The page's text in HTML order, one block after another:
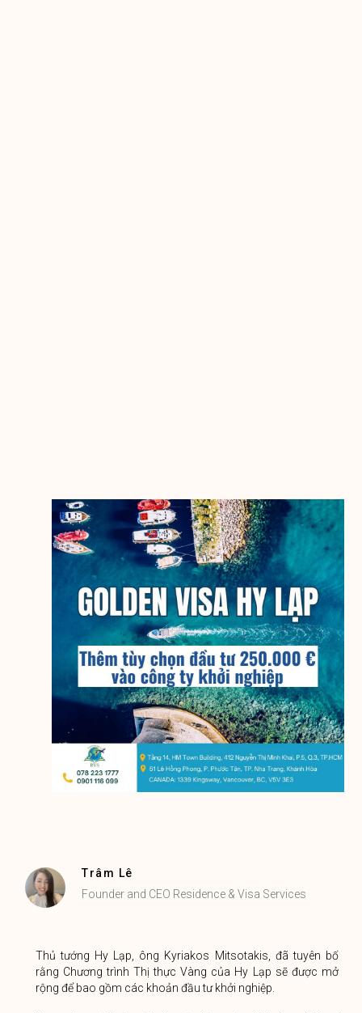
Trâm Lê
Founder and CEO Residence & Visa Services
Thủ tướng Hy Lạp, ông Kyriakos Mitsotakis, đã tuyên bố
rằng Chương trình Thị thực Vàng của Hy Lạp sẽ được mở
rộng để bao gồm các khoản đầu tư khởi nghiệp.